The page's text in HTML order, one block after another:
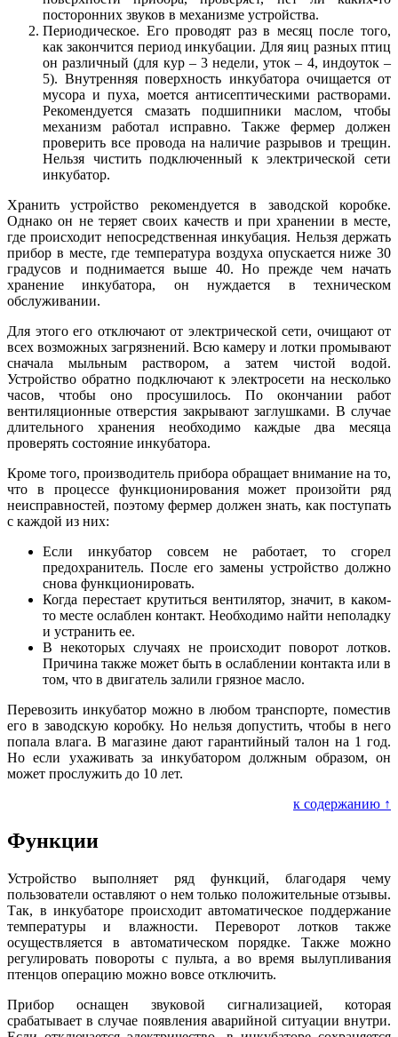
посторонних звуков в механизме устройства.
Периодическое. Его проводят раз в месяц после того,
как закончится период инкубации. Для яиц разных птиц
он различный (для кур – 3 недели, уток – 4, индоуток –
5). Внутренняя поверхность инкубатора очищается от
мусора и пуха, моется антисептическими растворами.
Рекомендуется смазать подшипники маслом, чтобы
механизм работал исправно. Также фермер должен
проверить все провода на наличие разрывов и трещин.
Нельзя чистить подключенный к электрической сети
инкубатор.
Хранить устройство рекомендуется в заводской коробке.
Однако он не теряет своих качеств и при хранении в месте,
где происходит непосредственная инкубация. Нельзя держать
прибор в месте, где температура воздуха опускается ниже 30
градусов и поднимается выше 40. Но прежде чем начать
хранение инкубатора, он нуждается в техническом
обслуживании.
Для этого его отключают от электрической сети, очищают от
всех возможных загрязнений. Всю камеру и лотки промывают
сначала мыльным раствором, а затем чистой водой.
Устройство обратно подключают к электросети на несколько
часов, чтобы оно просушилось. По окончании работ
вентиляционные отверстия закрывают заглушками. В случае
длительного хранения необходимо каждые два месяца
проверять состояние инкубатора.
Кроме того, производитель прибора обращает внимание на то,
что в процессе функционирования может произойти ряд
неисправностей, поэтому фермер должен знать, как поступать
с каждой из них:
Если инкубатор совсем не работает, то сгорел
предохранитель. После его замены устройство должно
снова функционировать.
Когда перестает крутиться вентилятор, значит, в каком-
то месте ослаблен контакт. Необходимо найти неполадку
и устранить ее.
В некоторых случаях не происходит поворот лотков.
Причина также может быть в ослаблении контакта или в
том, что в двигатель залили грязное масло.
Перевозить инкубатор можно в любом транспорте, поместив
его в заводскую коробку. Но нельзя допустить, чтобы в него
попала влага. В магазине дают гарантийный талон на 1 год.
Но если ухаживать за инкубатором должным образом, он
может прослужить до 10 лет.
к содержанию ↑
Функции
Устройство выполняет ряд функций, благодаря чему
пользователи оставляют о нем только положительные отзывы.
Так, в инкубаторе происходит автоматическое поддержание
температуры и влажности. Переворот лотков также
осуществляется в автоматическом порядке. Также можно
регулировать повороты с пульта, а во время вылупливания
птенцов операцию можно вовсе отключить.
Прибор оснащен звуковой сигнализацией, которая
срабатывает в случае появления аварийной ситуации внутри.